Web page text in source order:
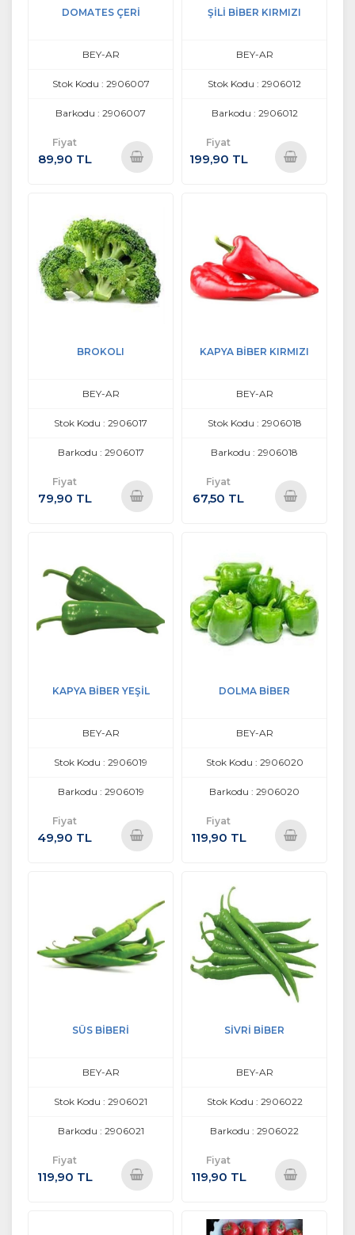
DOMATES ÇERİ
BEY-AR
Stok Kodu : 2906007
Barkodu : 2906007
Fiyat
89,90 TL
ŞİLİ BİBER KIRMIZI
BEY-AR
Stok Kodu : 2906012
Barkodu : 2906012
Fiyat
199,90 TL
BROKOLI
BEY-AR
Stok Kodu : 2906017
Barkodu : 2906017
Fiyat
79,90 TL
KAPYA BİBER KIRMIZI
BEY-AR
Stok Kodu : 2906018
Barkodu : 2906018
Fiyat
67,50 TL
KAPYA BİBER YEŞİL
BEY-AR
Stok Kodu : 2906019
Barkodu : 2906019
Fiyat
49,90 TL
DOLMA BİBER
BEY-AR
Stok Kodu : 2906020
Barkodu : 2906020
Fiyat
119,90 TL
SÜS BİBERİ
BEY-AR
Stok Kodu : 2906021
Barkodu : 2906021
Fiyat
119,90 TL
SİVRİ BİBER
BEY-AR
Stok Kodu : 2906022
Barkodu : 2906022
Fiyat
119,90 TL
Ekle